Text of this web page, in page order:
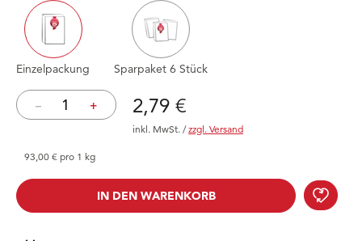
Einzelpackung Sparpaket 6 Stück
– + Preis: 2,79 €
2,79 €
inkl. MwSt. /zzgl. Versand
93,00 € pro 1 kg
IN DEN WARENKORB